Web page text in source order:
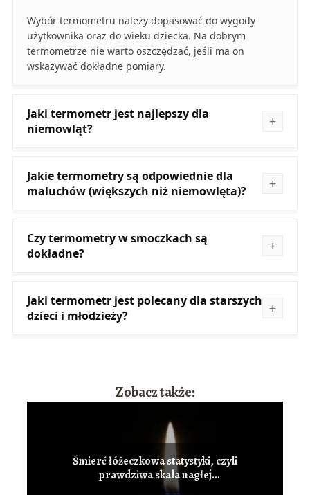
Wybór termometru należy dopasować do wygody
użytkownika oraz do wieku dziecka. Na dobrym
termometrze nie warto oszczędzać, jeśli ma on
wskazywać dokładne pomiary.
Jaki termometr jest najlepszy dla
niemowląt?
Jakie termometry są odpowiednie dla
maluchów (większych niż niemowlęta)?
Czy termometry w smoczkach są
dokładne?
Jaki termometr jest polecany dla starszych
dzieci i młodzieży?
Zobacz także:
Śmierć łóżeczkowa statystyki, czyli
prawdziwa skala nagłej
umieralności niemowląt